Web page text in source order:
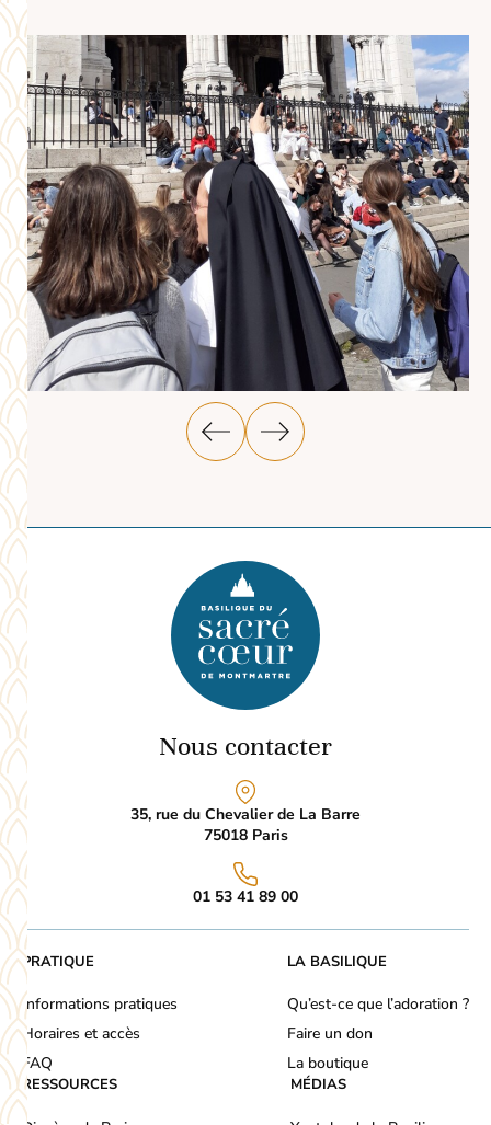
Nous contacter
35, rue du Chevalier de La Barre
75018 Paris
01 53 41 89 00
PRATIQUE
Informations pratiques
Horaires et accès
FAQ
LA BASILIQUE
Qu’est-ce que l’adoration ?
Faire un don
La boutique
RESSOURCES MÉDIAS